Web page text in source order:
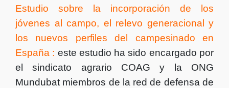
Estudio sobre la incorporación de los
jóvenes al campo, el relevo generacional y
los nuevos perfiles del campesinado en
España : este estudio ha sido encargado por
el sindicato agrario COAG y la ONG
Mundubat miembros de la red de defensa de